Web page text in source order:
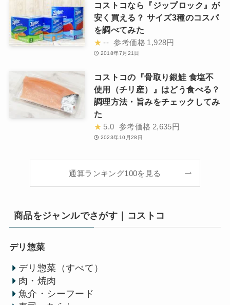
コストコなら『ジップロック』が
安く買える？ サイズ3種のコスパ
を調べてみた
★ -- 参考価格 1,928円
2018年7月21日
コストコの『骨取り銀鮭 食塩不
使用（チリ産）』はどう食べる？
調理方法・旨みをチェックしてみ
た
★ 5.0 参考価格 2,635円
2023年10月28日
通算ランキング100を見る
商品をジャンルでさがす｜コストコ
デリ惣菜
デリ惣菜（すべて）
肉・焼肉
魚介・シーフード